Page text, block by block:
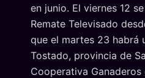
en junio. El viernes 12
Remate Televisado
que el martes 23 habrá
Tostado, provincia de
Cooperativa